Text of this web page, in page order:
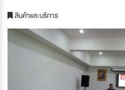
สินค้าและบริการ